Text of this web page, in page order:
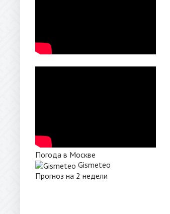
Погода в Москве
Gismeteo
Прогноз на 2 недели